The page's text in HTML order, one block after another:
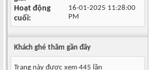
Hoạt động
cuối
16-01-2025 11:28:00
PM
Khách ghé thăm gần đây
Trang này được xem 445 lần